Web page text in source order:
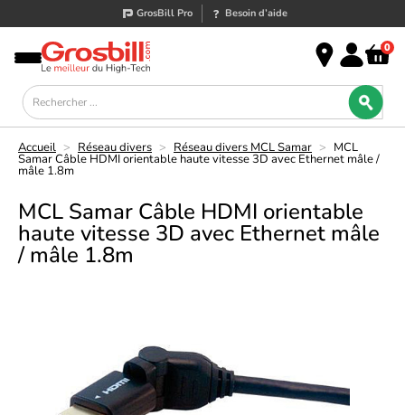
GrosBill Pro Besoin d’aide
0
Accueil > Réseau divers > Réseau divers MCL Samar > MCL
Samar Câble HDMI orientable haute vitesse 3D avec Ethernet mâle /
mâle 1.8m
MCL Samar Câble HDMI orientable
haute vitesse 3D avec Ethernet mâle
/ mâle 1.8m